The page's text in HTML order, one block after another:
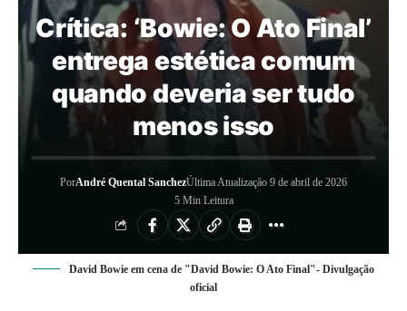
Crítica: ‘Bowie: O Ato Final’
entrega estética comum
quando deveria ser tudo
menos isso
PorAndré Quental SanchezÚltima Atualização 9 de abril de 2026
5 Min Leitura
David Bowie em cena de "David Bowie: O Ato Final"- Divulgação
oficial